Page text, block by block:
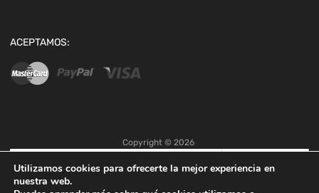
ACEPTAMOS:
Copyright © 2026
Utilizamos cookies para ofrecerte la mejor experiencia en
nuestra web.